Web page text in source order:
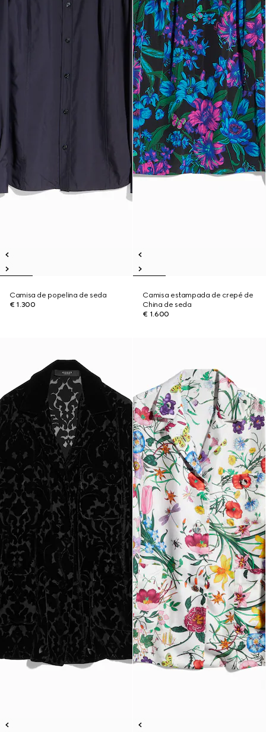
Camisa de popelina de seda
€ 1.300
Camisa estampada de crepé de
China de seda
€ 1.600